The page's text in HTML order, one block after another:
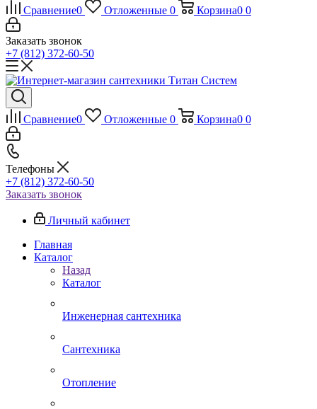
Сравнение0 Отложенные 0 Корзина0 0
Заказать звонок
+7 (812) 372-60-50
Сравнение0 Отложенные 0 Корзина0 0
Телефоны
+7 (812) 372-60-50
Заказать звонок
Личный кабинет
Главная
Каталог
Назад
Каталог
Инженерная сантехника
Сантехника
Отопление